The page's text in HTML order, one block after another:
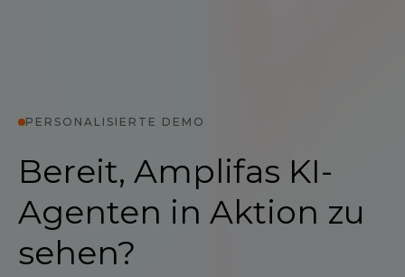
PERSONALISIERTE DEMO
Bereit, Amplifas KI-
Agenten in Aktion zu
sehen?